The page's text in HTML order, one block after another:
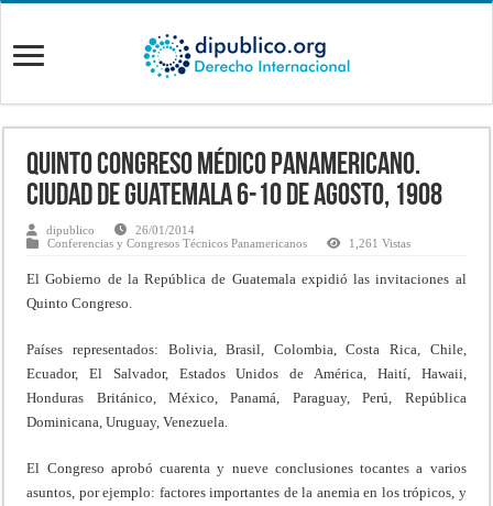
Quinto Congreso Médico Panamericano.
Ciudad de Guatemala 6-10 de Agosto, 1908
dipublico
26/01/2014
Conferencias y Congresos Técnicos Panamericanos
1,261 Vistas
El Gobierno de la República de Guatemala expidió las invitaciones al
Quinto Congreso.
Países representados: Bolivia, Brasil, Colombia, Costa Rica, Chile,
Ecuador, El Salvador, Estados Unidos de América, Haití, Hawaii,
Honduras Británico, México, Panamá, Paraguay, Perú, República
Dominicana, Uruguay, Venezuela.
El Congreso aprobó cuarenta y nueve conclusiones tocantes a varios
asuntos, por ejemplo: factores importantes de la anemia en los trópicos, y